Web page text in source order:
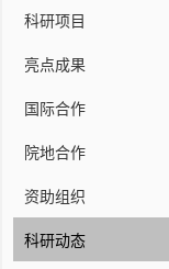
科研项目
亮点成果
国际合作
院地合作
资助组织
科研动态